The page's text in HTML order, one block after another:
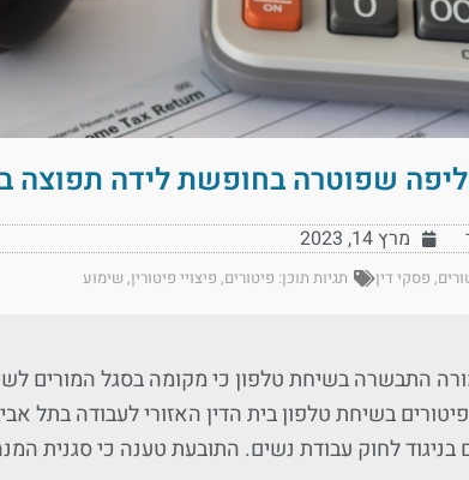
שפוטרה בחופשת לידה תפוצה ב-93 אלף
מרץ 14, 2023
, פסקי דין תגיות תוכן: פיטורים, פיצויי פיטורין, שימוע
התבשרה בשיחת טלפון כי מקומה בסגל המורים
בשיחת טלפון בית הדין האזורי לעבודה בתל
בניגוד לחוק עבודת נשים. התובעת טענה כי סגנית